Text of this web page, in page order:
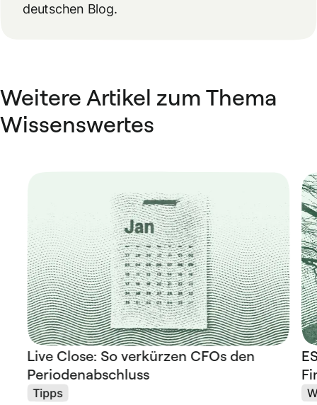
deutschen Blog.
Weitere Artikel zum Thema
Wissenswertes
Live Close: So verkürzen CFOs den
Periodenabschluss
Tipps